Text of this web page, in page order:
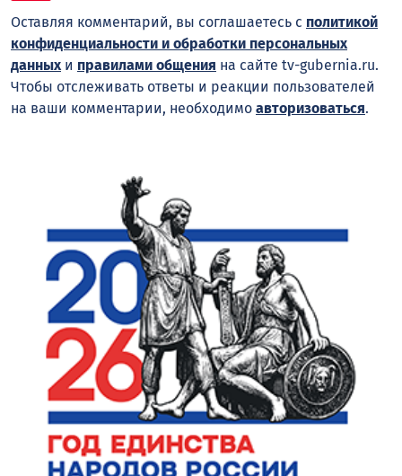
Оставляя комментарий, вы соглашаетесь с политикой
конфиденциальности и обработки персональных
данныхи правилами общения на сайте tv-gubernia.ru.
Чтобы отслеживать ответы и реакции пользователей
на ваши комментарии, необходимо авторизоваться.